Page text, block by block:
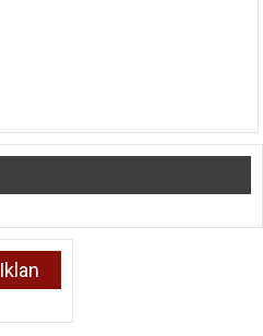
Iklan